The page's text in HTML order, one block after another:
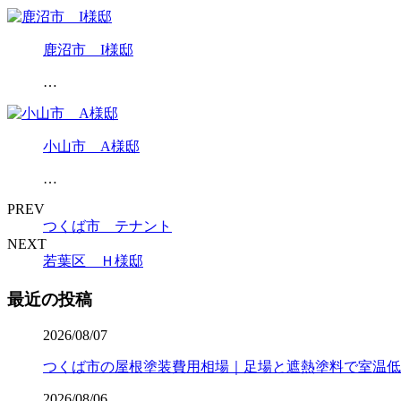
鹿沼市 I様邸
…
小山市 A様邸
…
PREV
つくば市 テナント
NEXT
若葉区 Ｈ様邸
最近の投稿
2026/08/07
つくば市の屋根塗装費用相場｜足場と遮熱塗料で室温